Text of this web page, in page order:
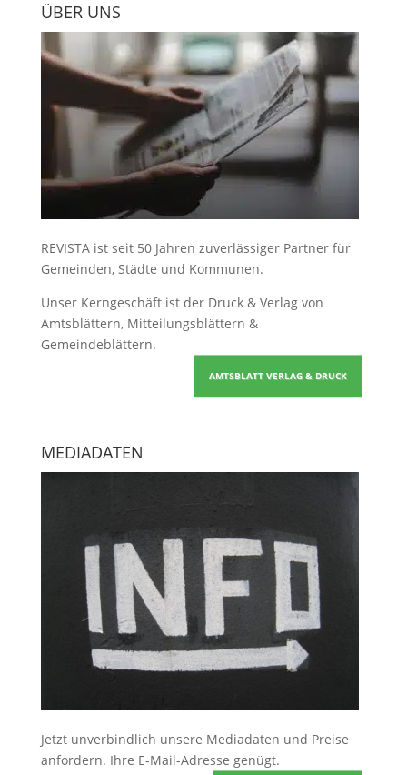
ÜBER UNS
REVISTA ist seit 50 Jahren zuverlässiger Partner für
Gemeinden, Städte und Kommunen.
Unser Kerngeschäft ist der Druck & Verlag von
Amtsblättern, Mitteilungsblättern &
Gemeindeblättern.
AMTSBLATT VERLAG & DRUCK
MEDIADATEN
Jetzt unverbindlich unsere Mediadaten und Preise
anfordern. Ihre E-Mail-Adresse genügt.